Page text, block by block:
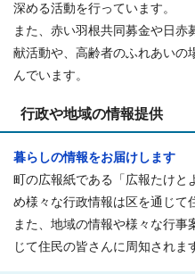
深める活動を行っています。
また、赤い羽根共同募金や日
献活動や、高齢者のふれあいの
んでいます。
行政や地域の情報提供
暮らしの情報をお届けします
町の広報紙である「広報たけと
め様々な行政情報は区を通じて
また、地域の情報や様々な行事
じて住民の皆さんに周知されま